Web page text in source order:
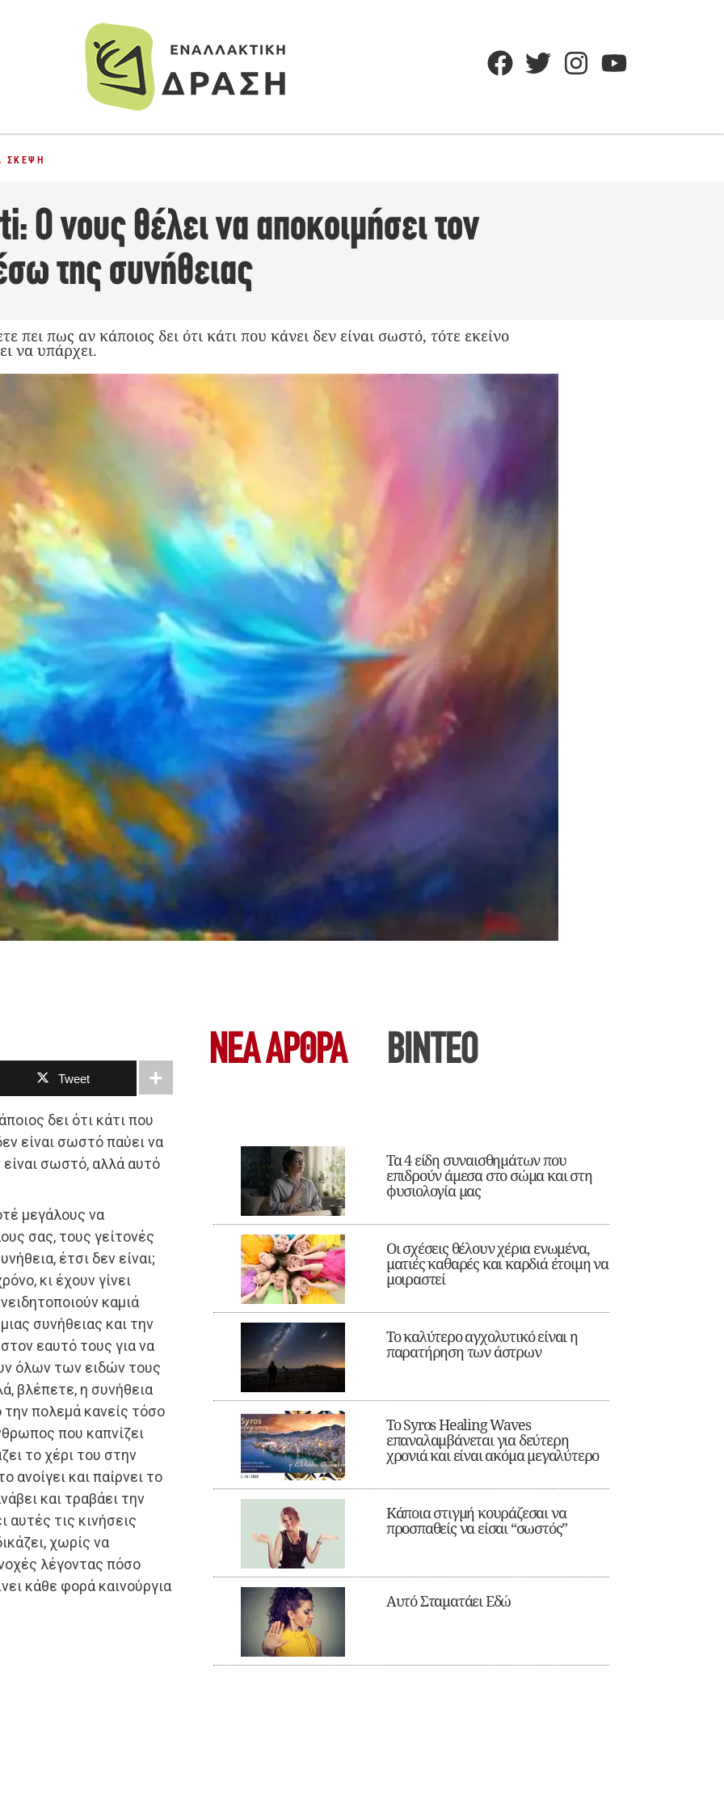
ΣΚΈΨΗ
Ο νους θέλει να αποκοιμήσει τον
της συνήθειας
πως αν κάποιος δει ότι κάτι που κάνει δεν είναι σωστό, τότε εκείνο
να υπάρχει.
Tweet
δει ότι κάτι που
είναι σωστό παύει να
σωστό, αλλά αυτό
μεγάλους να
σας, τους γείτονές
έτσι δεν είναι;
κι έχουν γίνει
καμιά
συνήθειας και την
εαυτό τους για να
όλων των ειδών τους
βλέπετε, η συνήθεια
την πολεμά κανείς τόσο
που καπνίζει
το χέρι του στην
ανοίγει και παίρνει το
και τραβάει την
τις κινήσεις
χωρίς να
λέγοντας πόσο
κάθε φορά καινούργια
ΝΕΑ ΆΡΘΡΑ ΒΙΝΤΕΟ
Τα 4 είδη συναισθημάτων που
επιδρούν άμεσα στο σώμα και στη
φυσιολογία μας
Οι σχέσεις θέλουν χέρια ενωμένα,
ματιές καθαρές και καρδιά έτοιμη να
μοιραστεί
Το καλύτερο αγχολυτικό είναι η
παρατήρηση των άστρων
Το Syros Healing Waves
επαναλαμβάνεται για δεύτερη
χρονιά και είναι ακόμα μεγαλύτερο
Κάποια στιγμή κουράζεσαι να
προσπαθείς να είσαι “σωστός”
Αυτό Σταματάει Εδώ